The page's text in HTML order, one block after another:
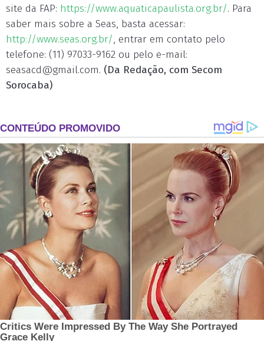
site da FAP: https://www.aquaticapaulista.org.br/. Para
saber mais sobre a Seas, basta acessar:
http://www.seas.org.br/, entrar em contato pelo
telefone: (11) 97033-9162 ou pelo e-mail:
seasacd@gmail.com. (Da Redação, com Secom
Sorocaba)